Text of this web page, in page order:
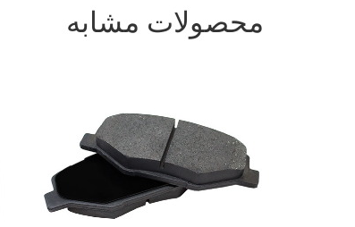
محصولات مشابه